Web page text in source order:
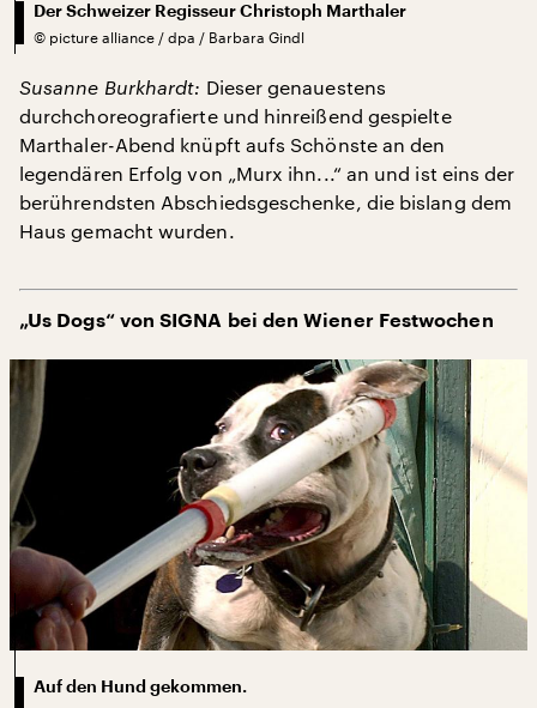
Der Schweizer Regisseur Christoph Marthaler
© picture alliance / dpa / Barbara Gindl
Susanne Burkhardt: Dieser genauestens
durchchoreografierte und hinreißend gespielte
Marthaler-Abend knüpft aufs Schönste an den
legendären Erfolg von „Murx ihn...“ an und ist eins der
berührendsten Abschiedsgeschenke, die bislang dem
Haus gemacht wurden.
„Us Dogs“ von SIGNA bei den Wiener Festwochen
Auf den Hund gekommen.